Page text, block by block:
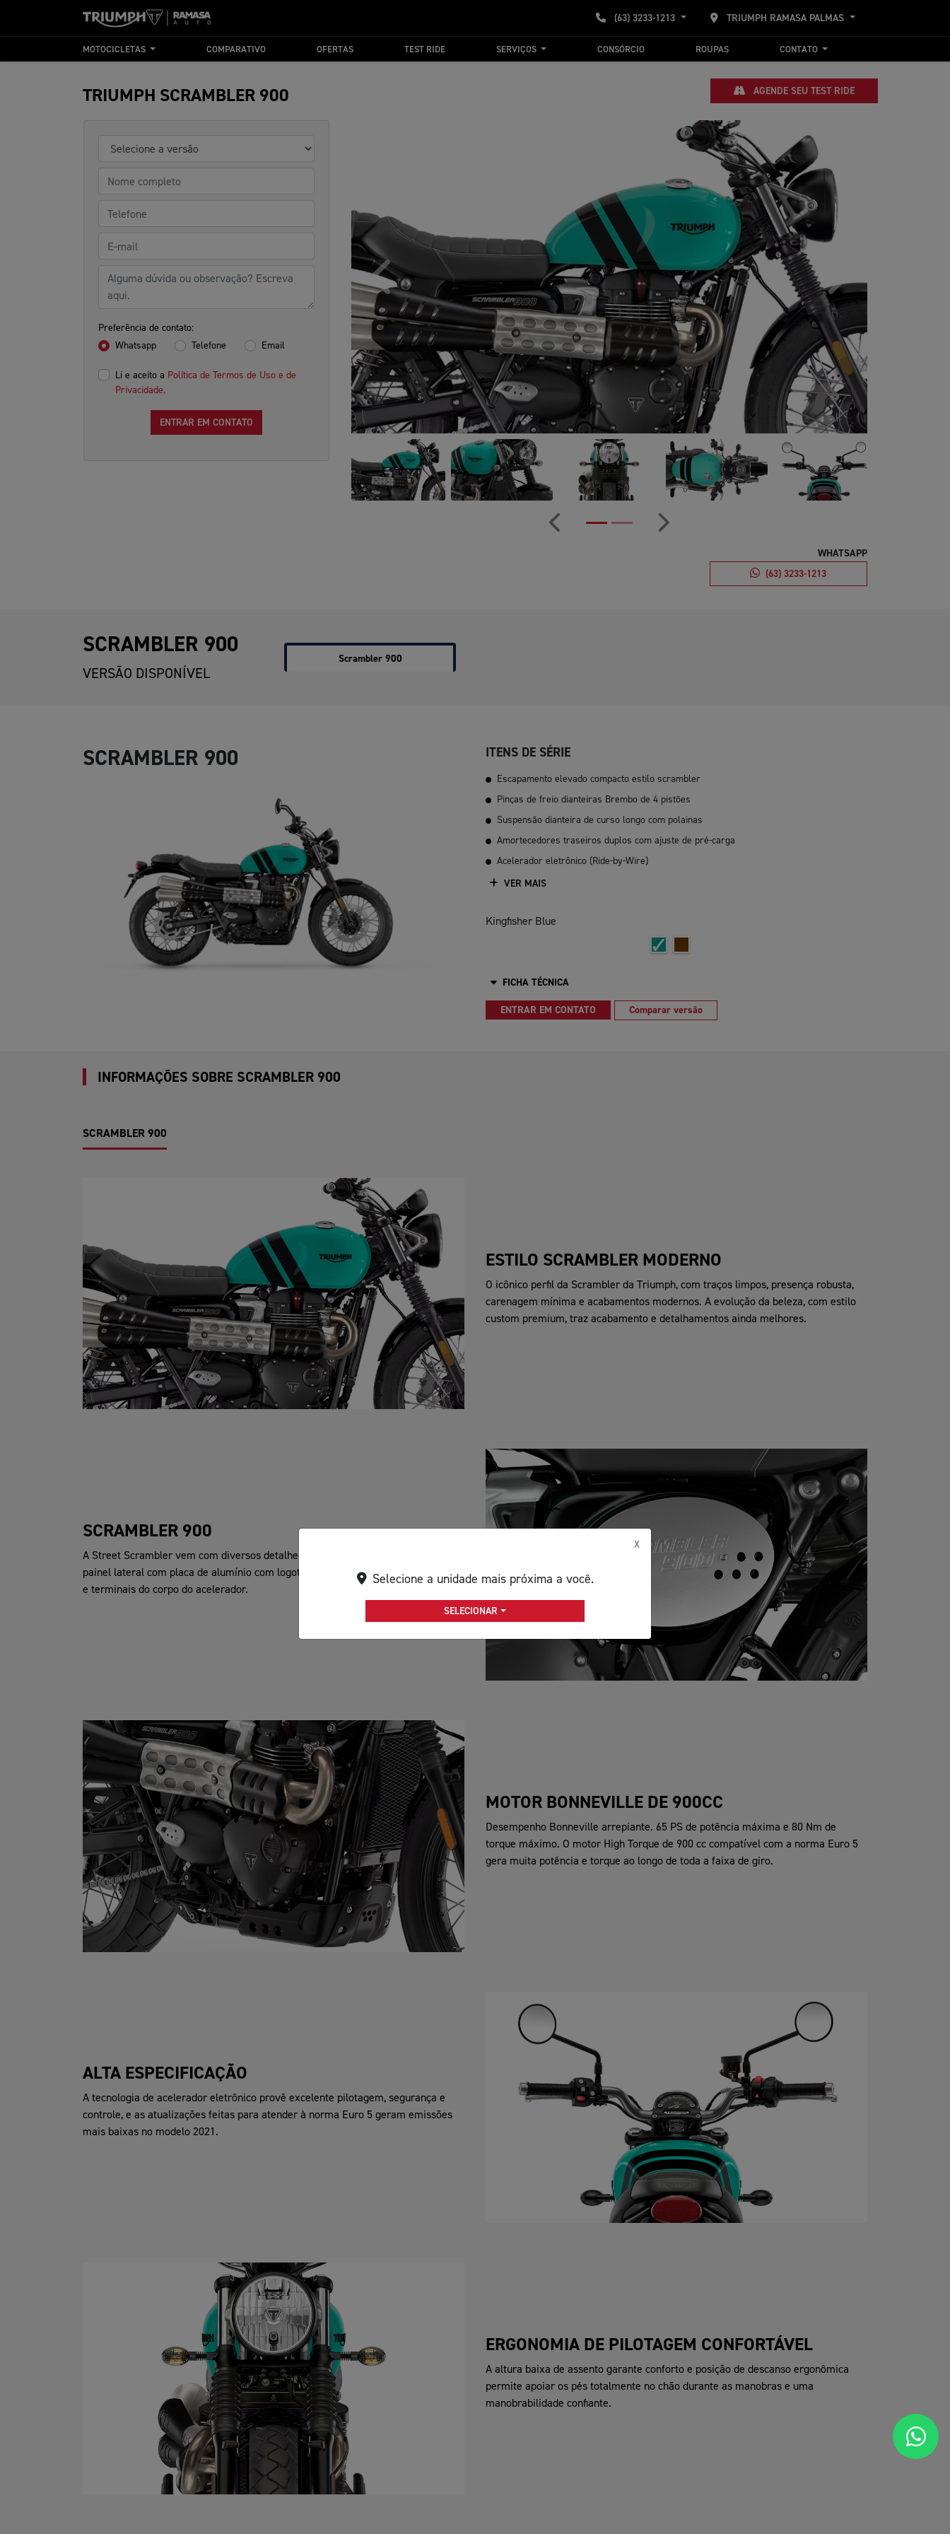
(63) 3233-1213 TRIUMPH RAMASA PALMAS
MOTOCICLETAS COMPARATIVO OFERTAS TEST RIDE SERVIÇOS CONSÓRCIO ROUPAS CONTATO
TRIUMPH SCRAMBLER 900 AGENDE SEU TEST RIDE
Preferência de contato:
Whatsapp
Telefone Email
Li e aceito a Política de Termos de Uso e de
Privacidade.
ENTRAR EM CONTATO
Anterior Próximo
Anterior Próximo
WHATSAPP
(63) 3233-1213
SCRAMBLER 900
VERSÃO DISPONÍVEL
Scrambler 900
SCRAMBLER 900 ITENS DE SÉRIE
Escapamento elevado compacto estilo scrambler
Pinças de freio dianteiras Brembo de 4 pistões
Suspensão dianteira de curso longo com polainas
Amortecedores traseiros duplos com ajuste de pré-carga
Acelerador eletrônico (Ride-by-Wire)
VER MAIS
Kingfisher Blue
FICHA TÉCNICA
ENTRAR EM CONTATO Comparar versão
INFORMAÇÕES SOBRE SCRAMBLER 900
SCRAMBLER 900
ESTILO SCRAMBLER MODERNO
O icônico perfil da Scrambler da Triumph, com traços limpos, presença robusta,
carenagem mínima e acabamentos modernos. A evolução da beleza, com estilo
custom premium, traz acabamento e detalhamentos ainda melhores.
SCRAMBLER 900
A Street Scrambler vem com diversos detalhes e belíssimos, que incluem o
painel lateral com placa de alumínio com logotipo estampado e suportes do farol
e terminais do corpo do acelerador.
MOTOR BONNEVILLE DE 900CC
Desempenho Bonneville arrepiante. 65 PS de potência máxima e 80 Nm de
torque máximo. O motor High Torque de 900 cc compatível com a norma Euro 5
gera muita potência e torque ao longo de toda a faixa de giro.
ALTA ESPECIFICAÇÃO
A tecnologia de acelerador eletrônico provê excelente pilotagem, segurança e
controle, e as atualizações feitas para atender à norma Euro 5 geram emissões
mais baixas no modelo 2021.
ERGONOMIA DE PILOTAGEM CONFORTÁVEL
A altura baixa de assento garante conforto e posição de descanso ergonômica
permite apoiar os pés totalmente no chão durante as manobras e uma
manobrabilidade confiante.
X
Selecione a unidade mais próxima a você.
SELECIONAR